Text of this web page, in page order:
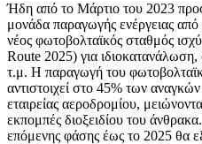
Ήδη από το Μάρτιο του 2023
μονάδα παραγωγής ενέργειας
νέος φωτοβολταϊκός σταθμός
Route 2025) για ιδιοκατανάλωση,
τ.μ. Η παραγωγή του
αντιστοιχεί στο 45% των
εταιρείας αεροδρομίου,
εκπομπές διοξειδίου του
επόμενης φάσης έως το 2025 θα